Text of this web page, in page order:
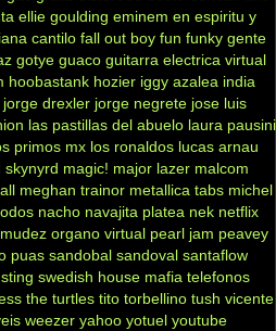
ellie goulding eminem en espiritu y
cantilo fall out boy fun funky gente
gotye guaco guitarra electrica virtual
hoobastank hozier iggy azalea india
jorge drexler jorge negrete jose luis
las pastillas del abuelo laura pausini
primos mx los ronaldos lucas arnau
skynyrd magic! major lazer malcom
meghan trainor metallica tabs michel
nacho navajita platea nek netflix
organo virtual pearl jam peavey
puas sandobal sandoval santaflow
sting swedish house mafia telefonos
the turtles tito torbellino tush vicente
weezer yahoo yotuel youtube